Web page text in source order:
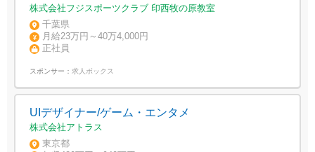
の実績あり
株式会社フジスポーツクラブ 印西牧の原教室
千葉県
月給23万円～40万4,000円
正社員
スポンサー： 求人ボックス
UIデザイナー/ゲーム・エンタメ
株式会社アトラス
東京都